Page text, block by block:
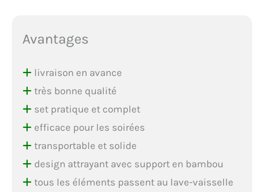
Avantages
livraison en avance
très bonne qualité
set pratique et complet
efficace pour les soirées
transportable et solide
design attrayant avec support en bambou
tous les éléments passent au lave-vaisselle